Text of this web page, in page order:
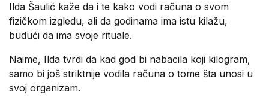
Ilda Šaulić kaže da i te kako vodi računa o svom
fizičkom izgledu, ali da godinama ima istu kilažu,
budući da ima svoje rituale.
Naime, Ilda tvrdi da kad god bi nabacila koji kilogram,
samo bi još striktnije vodila računa o tome šta unosi u
svoj organizam.